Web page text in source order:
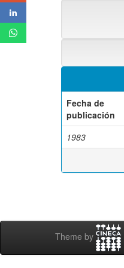
Fecha de
publicación
1983
Theme by